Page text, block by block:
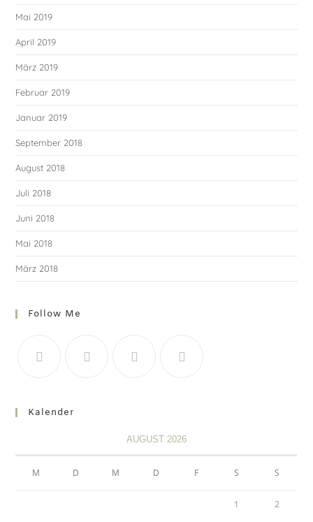
Mai 2019
April 2019
März 2019
Februar 2019
Januar 2019
September 2018
August 2018
Juli 2018
Juni 2018
Mai 2018
März 2018
Follow Me
Kalender
AUGUST 2026
M D M D F S S
1 2